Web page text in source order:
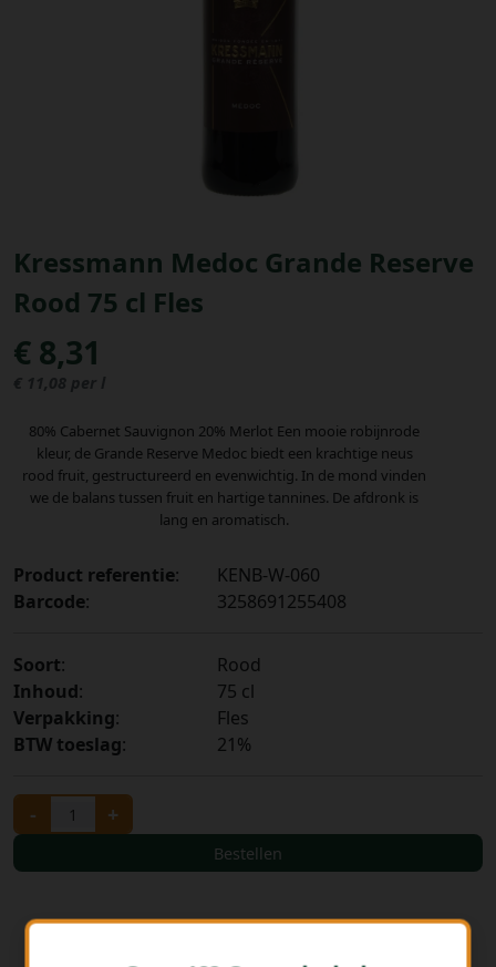
Kressmann Medoc Grande Reserve
Rood 75 cl Fles
€ 8,31
€ 11,08 per l
80% Cabernet Sauvignon 20% Merlot Een mooie robijnrode
kleur, de Grande Reserve Medoc biedt een krachtige neus
rood fruit, gestructureerd en evenwichtig. In de mond vinden
we de balans tussen fruit en hartige tannines. De afdronk is
lang en aromatisch.
Product referentie:
KENB-W-060
Barcode: 3258691255408
Soort:
Rood
Inhoud:
75 cl
Verpakking:
Fles
BTW toeslag: 21%
- +
Bestellen